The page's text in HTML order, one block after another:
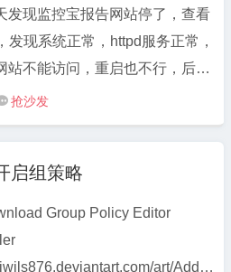
发现监控宝报告网站停了，查看
发现系统正常，httpd服务正常，
站不能访问，重启也不行，后来
VPS空间满了，导致mysql服务
常启动，删除日志及备份文件，
出现已在哪IP登录，提示退出，
页，再重登录正常； 表现2 ...
抢沙发
启组策略
Group Policy Editor
art/Add-